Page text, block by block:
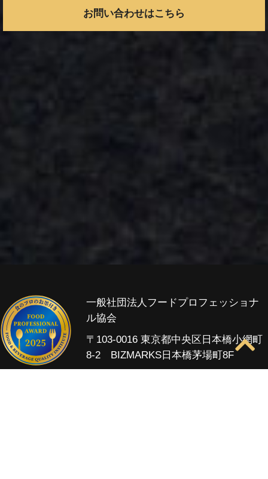
お問い合わせはこちら
一般社団法人フードプロフェッショナ
ル協会
〒103-0016 東京都中央区日本橋小網町
8-2 BIZMARKS日本橋茅場町8F